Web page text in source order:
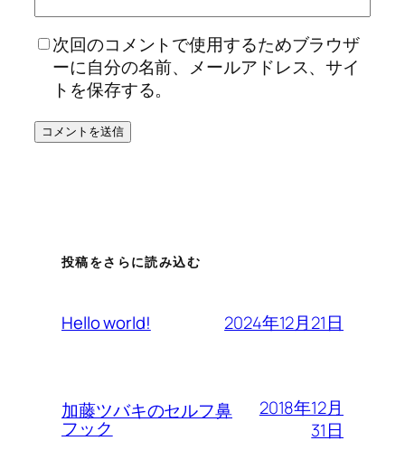
次回のコメントで使用するためブラウザ
ーに自分の名前、メールアドレス、サイ
トを保存する。
投稿をさらに読み込む
Hello world! 2024年12月21日
加藤ツバキのセルフ鼻
フック
2018年12月
31日